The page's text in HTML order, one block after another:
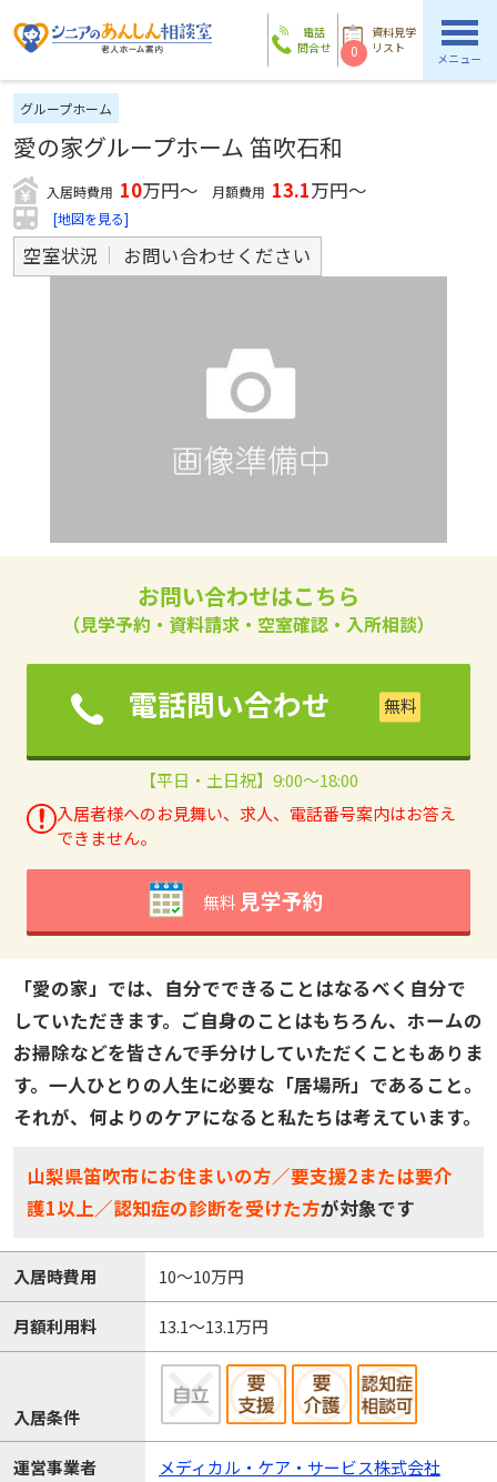
電話
問合せ
資料見学
リスト
0 メニュー
グループホーム
愛の家グループホーム 笛吹石和
入居時費用 10万円～ 月額費用 13.1万円～
[地図を見る]
空室状況 お問い合わせください
お問い合わせはこちら
（見学予約・資料請求・空室確認・入所相談）
電話問い合わせ
【平日・土日祝】9:00～18:00
入居者様へのお見舞い、求人、電話番号案内はお答え
できません。
無料 見学予約
「愛の家」では、自分でできることはなるべく自分で
していただきます。ご自身のことはもちろん、ホームの
お掃除などを皆さんで手分けしていただくこともありま
す。一人ひとりの人生に必要な「居場所」であること。
それが、何よりのケアになると私たちは考えています。
山梨県笛吹市にお住まいの方／要支援2または要介
護1以上／認知症の診断を受けた方が対象です
入居時費用 10～10万円
月額利用料 13.1～13.1万円
入居条件
運営事業者 メディカル・ケア・サービス株式会社